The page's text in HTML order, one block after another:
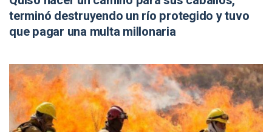
terminó destruyendo un río protegido y tuvo
que pagar una multa millonaria